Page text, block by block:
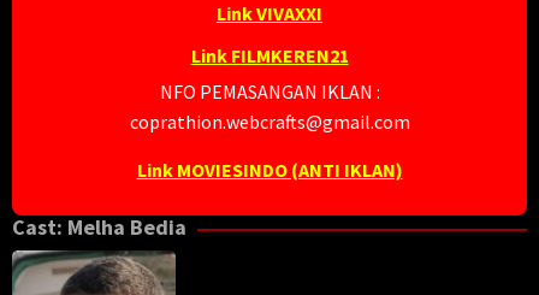
Link VIVAXXI
Link FILMKEREN21
NFO PEMASANGAN IKLAN :
coprathion.webcrafts@gmail.com
Link MOVIESINDO (ANTI IKLAN)
Cast: Melha Bedia